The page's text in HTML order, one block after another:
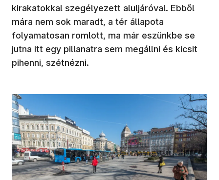
kirakatokkal szegélyezett aluljáróval. Ebből
mára nem sok maradt, a tér állapota
folyamatosan romlott, ma már eszünkbe se
jutna itt egy pillanatra sem megállni és kicsit
pihenni, szétnézni.